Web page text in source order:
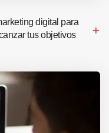
digital para
tus objetivos